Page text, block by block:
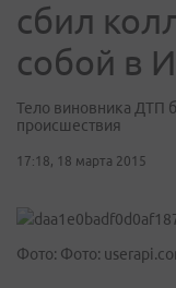
сбил
собой в
Тело виновника ДТП
происшествия
17:18, 18 марта 2015
Фото: Фото: